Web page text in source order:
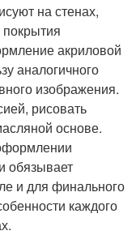
на стенах,
покрытия
акриловой
аналогичного
изображения.
рисовать
основе.
обязывает
и для финального
каждого